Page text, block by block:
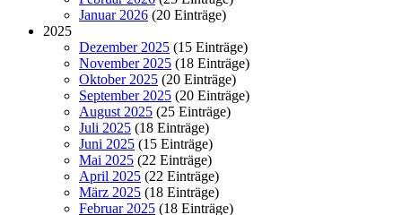
Januar 2026 (20 Einträge)
2025
Dezember 2025 (15 Einträge)
November 2025 (18 Einträge)
Oktober 2025 (20 Einträge)
September 2025 (20 Einträge)
August 2025 (25 Einträge)
Juli 2025 (18 Einträge)
Juni 2025 (15 Einträge)
Mai 2025 (22 Einträge)
April 2025 (22 Einträge)
März 2025 (18 Einträge)
Februar 2025 (18 Einträge)